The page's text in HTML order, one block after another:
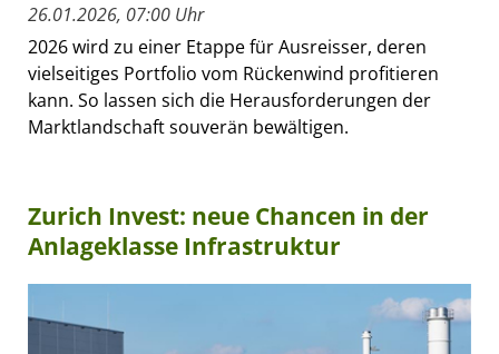
26.01.2026, 07:00 Uhr
2026 wird zu einer Etappe für Ausreisser, deren
vielseitiges Portfolio vom Rückenwind profitieren
kann. So lassen sich die Herausforderungen der
Marktlandschaft souverän bewältigen.
Zurich Invest: neue Chancen in der
Anlageklasse Infrastruktur